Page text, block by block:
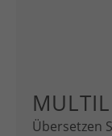
Übersetzen